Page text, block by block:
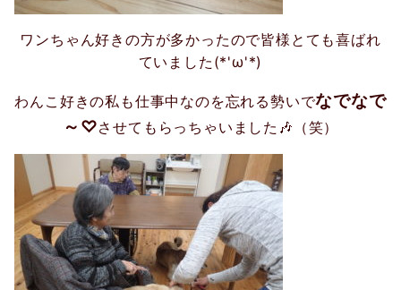
ワンちゃん好きの方が多かったので皆様とても喜ばれ
ていました(*'ω'*)
わんこ好きの私も仕事中なのを忘れる勢いでなでなで
～♡させてもらっちゃいました🎶（笑）